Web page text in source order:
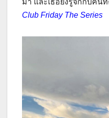
มา และเธอยังรู้จักกับคน
Club Friday The Series